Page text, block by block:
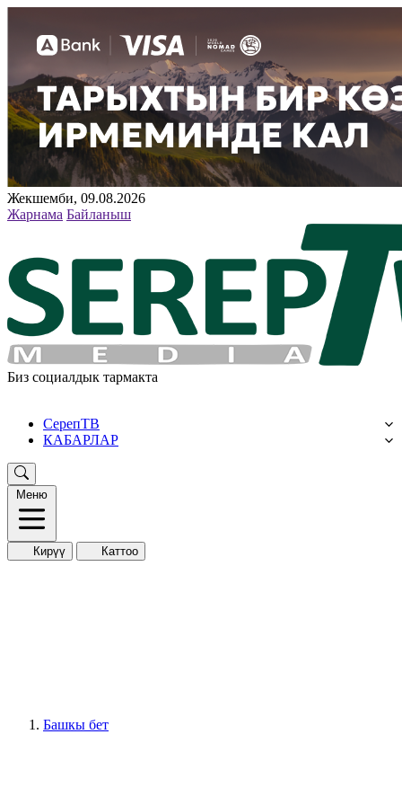
Жекшемби, 09.08.2026
Жарнама Байланыш
Биз социалдык тармакта
СерепТВ
КАБАРЛАР
Меню
Кирүү Каттоо
Башкы бет